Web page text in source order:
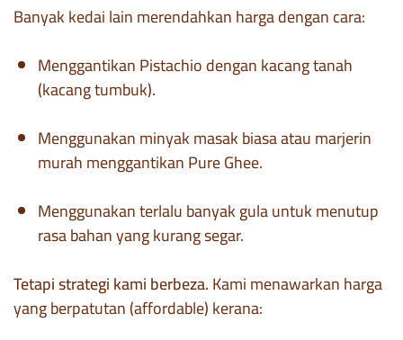
Banyak kedai lain merendahkan harga dengan cara:
Menggantikan Pistachio dengan kacang tanah
(kacang tumbuk).
Menggunakan minyak masak biasa atau marjerin
murah menggantikan Pure Ghee.
Menggunakan terlalu banyak gula untuk menutup
rasa bahan yang kurang segar.
Tetapi strategi kami berbeza.Kami menawarkan harga
yang berpatutan (affordable) kerana: